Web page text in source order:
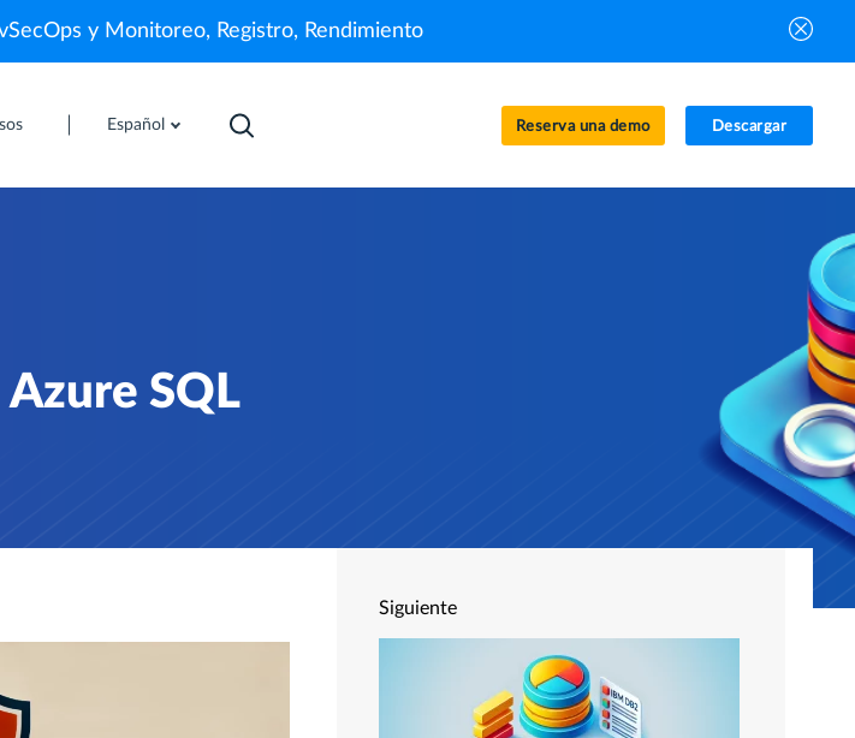
y Monitoreo, Registro, Rendimiento
Español Reserva una demo Descargar
SQL
Siguiente